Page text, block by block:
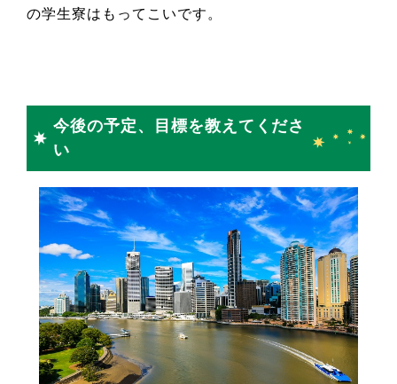
の学生寮はもってこいです。
今後の予定、目標を教えてくださ
い